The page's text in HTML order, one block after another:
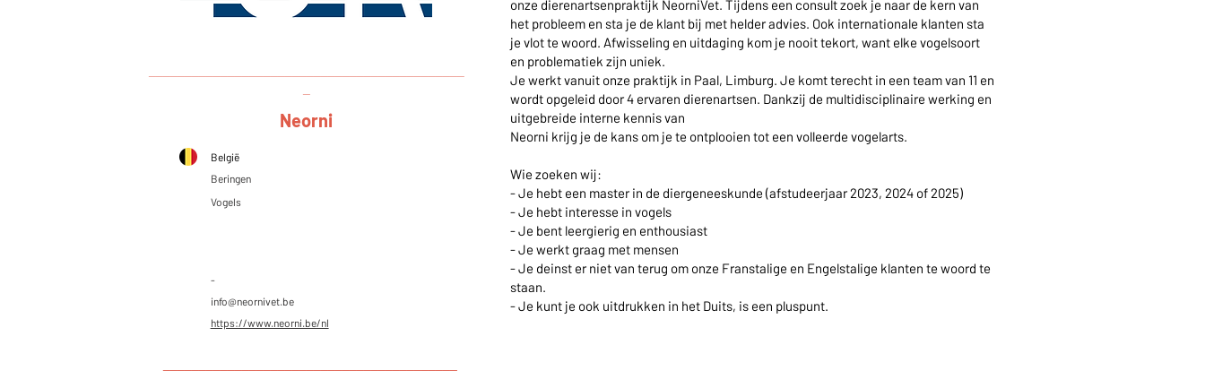
Neorni
België
Beringen
Vogels
-
info@neornivet.be
https://www.neorni.be/nl
onze dierenartsenpraktijk NeorniVet. Tijdens een consult zoek je naar de kern van
het probleem en sta je de klant bij met helder advies. Ook internationale klanten sta
je vlot te woord. Afwisseling en uitdaging kom je nooit tekort, want elke vogelsoort
en problematiek zijn uniek.
Je werkt vanuit onze praktijk in Paal, Limburg. Je komt terecht in een team van 11 en
wordt opgeleid door 4 ervaren dierenartsen. Dankzij de multidisciplinaire werking en
uitgebreide interne kennis van
Neorni krijg je de kans om je te ontplooien tot een volleerde vogelarts.
Wie zoeken wij:
- Je hebt een master in de diergeneeskunde (afstudeerjaar 2023, 2024 of 2025)
- Je hebt interesse in vogels
- Je bent leergierig en enthousiast
- Je werkt graag met mensen
- Je deinst er niet van terug om onze Franstalige en Engelstalige klanten te woord te
staan.
- Je kunt je ook uitdrukken in het Duits, is een pluspunt.